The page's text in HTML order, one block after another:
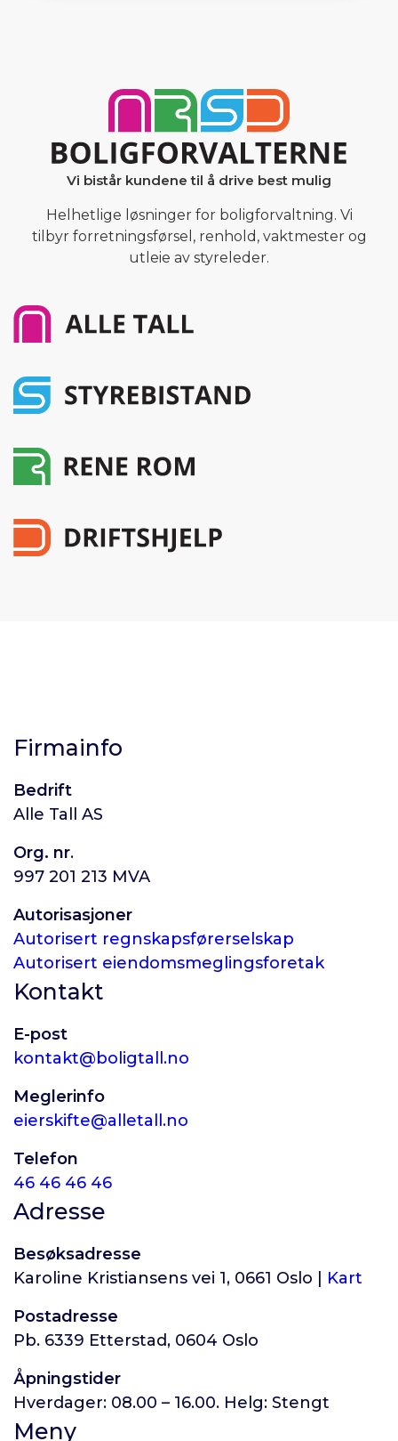
Vi bistår kundene til å drive best mulig
Helhetlige løsninger for boligforvaltning. Vi
tilbyr forretningsførsel, renhold, vaktmester og
utleie av styreleder.
Firmainfo
Bedrift
Alle Tall AS
Org. nr.
997 201 213 MVA
Autorisasjoner
Autorisert regnskapsførerselskap
Autorisert eiendomsmeglingsforetak
Kontakt
E-post
kontakt@boligtall.no
Meglerinfo
eierskifte@alletall.no
Telefon
46 46 46 46
Adresse
Besøksadresse
Karoline Kristiansens vei 1, 0661 Oslo | Kart
Postadresse
Pb. 6339 Etterstad, 0604 Oslo
Åpningstider
Hverdager: 08.00 – 16.00. Helg: Stengt
Meny